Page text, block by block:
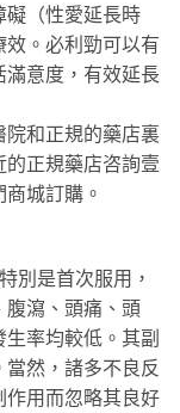
礙（性愛延長時
。必利勁可以有
滿意度，有效延長
院和正規的藥店裏
正規藥店咨詢壹
城訂購。
別是首次服用，
腹瀉、頭痛、頭
率均較低。其副
然，諸多不良反
作用而忽略其良好